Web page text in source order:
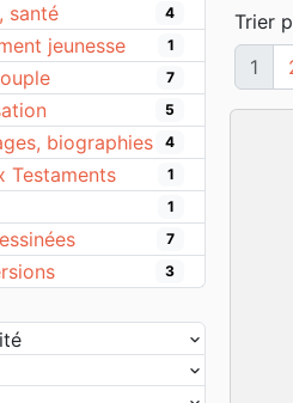
santé 4
jeunesse 1
7
5
biographies 4
Testaments 1
1
7
3
Trier
1